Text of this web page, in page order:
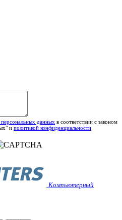
данных в соответствии с законом
и политикой конфиденциальности
Компьютерный